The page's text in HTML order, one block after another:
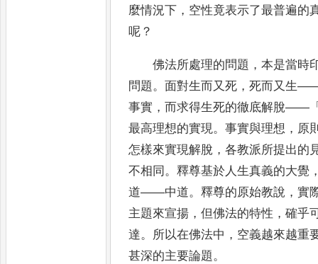
麼情況下 ， 空性竟表示了最普遍的
呢 ？
佛法所處理的問題 ，本是當時
問題。 面對生而又死 ，死而又生
事實 ， 而求得生死的徹底解脫——
最高理想的實現。事實與理想 ， 原
怎樣來實現解脫 ，各教派所提出的
不相同 。釋尊基於人生真義的大覺
道——中道。釋尊的原始教說 ，實
主題來宣揚 ，但佛法的特性 ，確乎
達。 所以在佛法中 ， 空義越來越重
甚深的主要論題。